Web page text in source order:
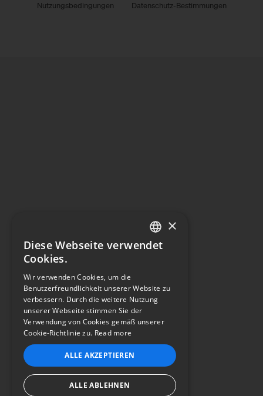
Nutzungsbedingungen
Datenschutz-Bestimmungen
ENGLISH
FRENCH
PORTUGUESE
SPANISH
×
Diese Webseite verwendet
Cookies.
Wir verwenden Cookies, um die
Benutzerfreundlichkeit unserer Website zu
verbessern. Durch die weitere Nutzung
unserer Webseite stimmen Sie der
Verwendung von Cookies gemäß unserer
Cookie-Richtlinie zu. Read more
ALLE AKZEPTIEREN
ALLE ABLEHNEN